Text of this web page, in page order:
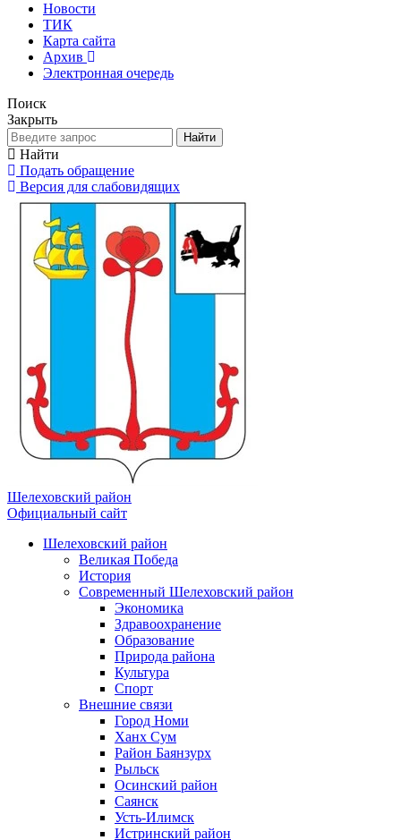
Новости
ТИК
Карта сайта
Архив
Электронная очередь
Поиск
Закрыть
Найти
Найти
Подать обращение
Версия для слабовидящих
Шелеховский район
Официальный сайт
Шелеховский район
Великая Победа
История
Современный Шелеховский район
Экономика
Здравоохранение
Образование
Природа района
Культура
Спорт
Внешние связи
Город Номи
Ханх Сум
Район Баянзурх
Рыльск
Осинский район
Саянск
Усть-Илимск
Истринский район